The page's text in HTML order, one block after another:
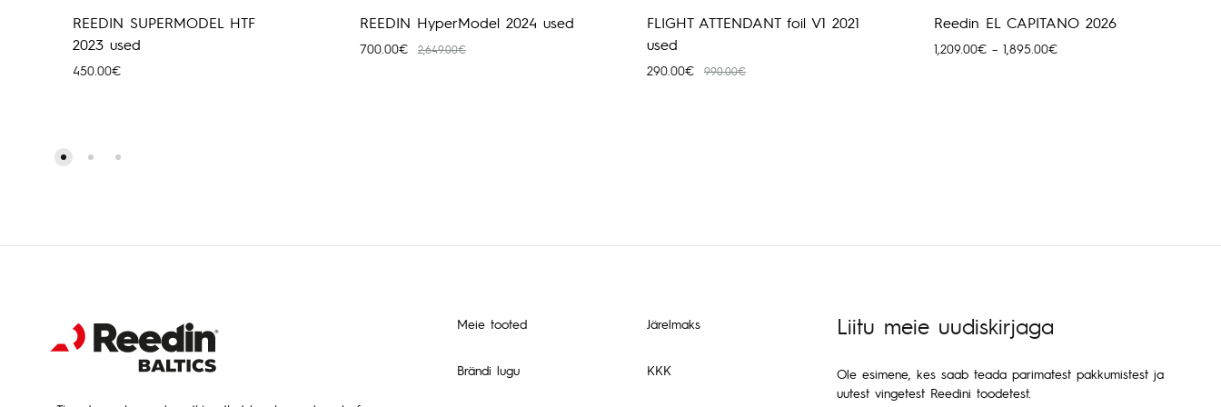
REEDIN SUPERMODEL HTF
2023 used
450.00€
REEDIN HyperModel 2024 used
700.00€ 2,649.00€
FLIGHT ATTENDANT foil V1 2021
used
290.00€ 990.00€
Reedin EL CAPITANO 2026
1,209.00€ – 1,895.00€Hinnavahemik:
Meie tooted
Brändi lugu
Järelmaks
KKK
Liitu meie uudiskirjaga
Ole esimene, kes saab teada parimatest pakkumistest ja
uutest vingetest Reedini toodetest.